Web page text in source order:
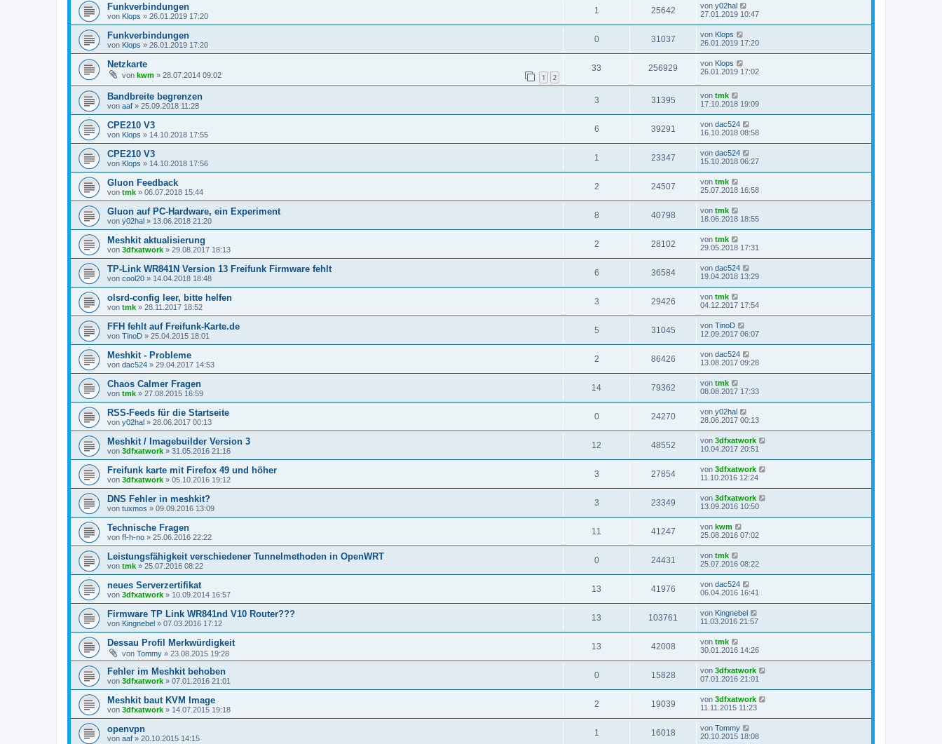
Funkverbindungen
von Klops » 26.01.2019 17:20
1 25642 von y02hal
27.01.2019 10:47
Funkverbindungen
von Klops » 26.01.2019 17:20
0 31037 von Klops
26.01.2019 17:20
Netzkarte
von kwm » 28.07.2014 09:02 1 2
33 256929 von Klops
26.01.2019 17:02
Bandbreite begrenzen
von aaf » 25.09.2018 11:28
3 31395 von tmk
17.10.2018 19:09
CPE210 V3
von Klops » 14.10.2018 17:55
6 39291 von dac524
16.10.2018 08:58
CPE210 V3
von Klops » 14.10.2018 17:56
1 23347 von dac524
15.10.2018 06:27
Gluon Feedback
von tmk » 06.07.2018 15:44
2 24507 von tmk
25.07.2018 16:58
Gluon auf PC-Hardware, ein Experiment
von y02hal » 13.06.2018 21:20
8 40798 von tmk
18.06.2018 18:55
Meshkit aktualisierung
von 3dfxatwork » 29.08.2017 18:13
2 28102 von tmk
29.05.2018 17:31
TP-Link WR841N Version 13 Freifunk Firmware fehlt
von cool20 » 14.04.2018 18:48
6 36584 von dac524
19.04.2018 13:29
olsrd-config leer, bitte helfen
von tmk » 28.11.2017 18:52
3 29426 von tmk
04.12.2017 17:54
FFH fehlt auf Freifunk-Karte.de
von TinoD » 25.04.2015 18:01
5 31045 von TinoD
12.09.2017 06:07
Meshkit - Probleme
von dac524 » 29.04.2017 14:53
2 86426 von dac524
13.08.2017 09:28
Chaos Calmer Fragen
von tmk » 27.08.2015 16:59
14 79362 von tmk
08.08.2017 17:33
RSS-Feeds für die Startseite
von y02hal » 28.06.2017 00:13
0 24270 von y02hal
28.06.2017 00:13
Meshkit / Imagebuilder Version 3
von 3dfxatwork » 31.05.2016 21:16
12 48552 von 3dfxatwork
10.04.2017 20:51
Freifunk karte mit Firefox 49 und höher
von 3dfxatwork » 05.10.2016 19:12
3 27854 von 3dfxatwork
11.10.2016 12:24
DNS Fehler in meshkit?
von tuxmos » 09.09.2016 13:09
3 23349 von 3dfxatwork
13.09.2016 10:50
Technische Fragen
von ff-h-no » 25.06.2016 22:22
11 41247 von kwm
25.08.2016 07:02
Leistungsfähigkeit verschiedener Tunnelmethoden in OpenWRT
von tmk » 25.07.2016 08:22
0 24431 von tmk
25.07.2016 08:22
neues Serverzertifikat
von 3dfxatwork » 10.09.2014 16:57
13 41976 von dac524
06.04.2016 16:41
Firmware TP Link WR841nd V10 Router???
von Kingnebel » 07.03.2016 17:12
13 103761 von Kingnebel
11.03.2016 21:57
Dessau Profil Merkwürdigkeit
von Tommy » 23.08.2015 19:28
13 42008 von tmk
30.01.2016 14:26
Fehler im Meshkit behoben
von 3dfxatwork » 07.01.2016 21:01
0 15828 von 3dfxatwork
07.01.2016 21:01
Meshkit baut KVM Image
von 3dfxatwork » 14.07.2015 19:18
2 19039 von 3dfxatwork
11.11.2015 11:23
openvpn
von aaf » 20.10.2015 14:15
1 16018 von Tommy
20.10.2015 18:08